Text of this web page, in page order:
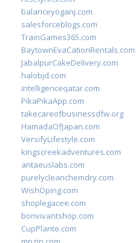
balanceyoganj.com
salesforceblogs.com
TrainGames365.com
BaytownEvaCationRentals.com
JabalpurCakeDelivery.com
halobjd.com
intelligenceqatar.com
PikaPikaApp.com
takecareofbusinessdfw.org
HamadaOfJapan.com
VersifyLifestyle.com
kingscreekadventures.com
antaeuslabs.com
purelycleanchemdry.com
WishOping.com
shoplegacee.com
bonvivantshop.com
CupPlante.com